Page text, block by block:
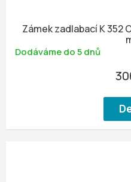
Zámek zadlabací K 352
Dodáváme do 5 dnů